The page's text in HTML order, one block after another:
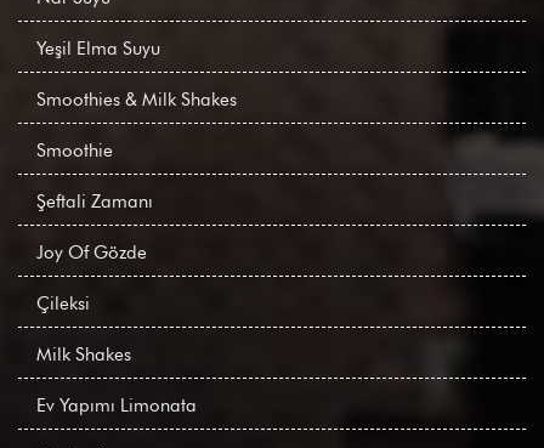
Yeşil Elma Suyu
Smoothies & Milk Shakes
Smoothie
Şeftali Zamanı
Joy Of Gözde
Çileksi
Milk Shakes
Ev Yapımı Limonata